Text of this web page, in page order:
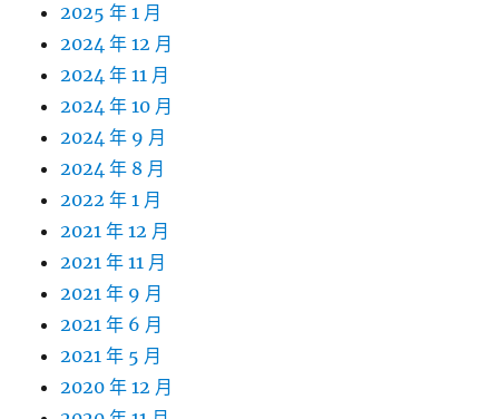
2025 年 1 月
2024 年 12 月
2024 年 11 月
2024 年 10 月
2024 年 9 月
2024 年 8 月
2022 年 1 月
2021 年 12 月
2021 年 11 月
2021 年 9 月
2021 年 6 月
2021 年 5 月
2020 年 12 月